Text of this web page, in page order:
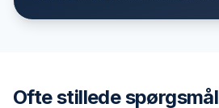
Ofte stillede spørgsmål